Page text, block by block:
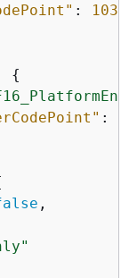
:
103
{
:
,